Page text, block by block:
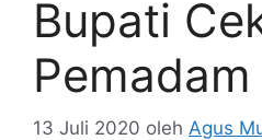
Bupati
Pemadam
13 Juli 2020 oleh Agus